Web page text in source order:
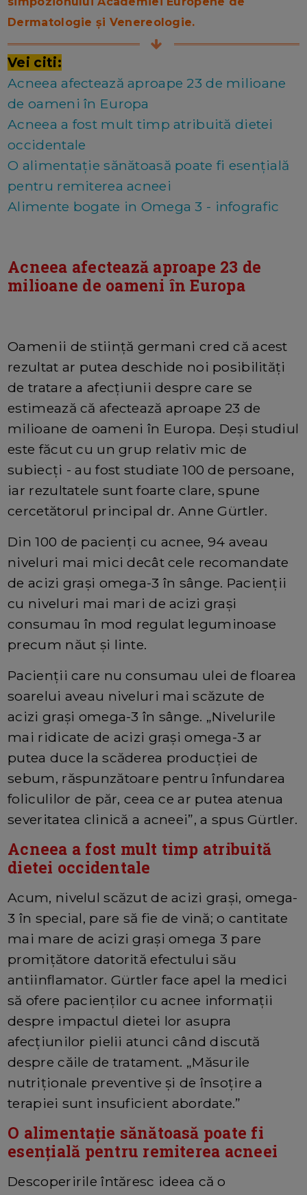
Dermatologie și Venereologie.
Vei citi:
Acneea afectează aproape 23 de milioane
de oameni în Europa
Acneea a fost mult timp atribuită dietei
occidentale
O alimentație sănătoasă poate fi esențială
pentru remiterea acneei
Alimente bogate in Omega 3 - infografic
Acneea afectează aproape 23 de
milioane de oameni în Europa
Oamenii de stiință germani cred că acest
rezultat ar putea deschide noi posibilități
de tratare a afecțiunii despre care se
estimează că afectează aproape 23 de
milioane de oameni în Europa. Deși studiul
este făcut cu un grup relativ mic de
subiecți - au fost studiate 100 de persoane,
iar rezultatele sunt foarte clare, spune
cercetătorul principal dr. Anne Gürtler.
Din 100 de pacienți cu acnee, 94 aveau
niveluri mai mici decât cele recomandate
de acizi grași omega-3 în sânge. Pacienții
cu niveluri mai mari de acizi grași
consumau în mod regulat leguminoase
precum năut și linte.
Pacienții care nu consumau ulei de floarea
soarelui aveau niveluri mai scăzute de
acizi grași omega-3 în sânge. „Nivelurile
mai ridicate de acizi grași omega-3 ar
putea duce la scăderea producției de
sebum, răspunzătoare pentru înfundarea
foliculilor de păr, ceea ce ar putea atenua
severitatea clinică a acneei”, a spus Gürtler.
Acneea a fost mult timp atribuită
dietei occidentale
Acum, nivelul scăzut de acizi grași, omega-
3 în special, pare să fie de vină; o cantitate
mai mare de acizi grași omega 3 pare
promițătore datorită efectului său
antiinflamator. Gürtler face apel la medici
să ofere pacienților cu acnee informații
despre impactul dietei lor asupra
afecțiunilor pielii atunci când discută
despre căile de tratament. „Măsurile
nutriționale preventive și de însoțire a
terapiei sunt insuficient abordate.”
O alimentație sănătoasă poate fi
esențială pentru remiterea acneei
Descoperirile întăresc ideea că o